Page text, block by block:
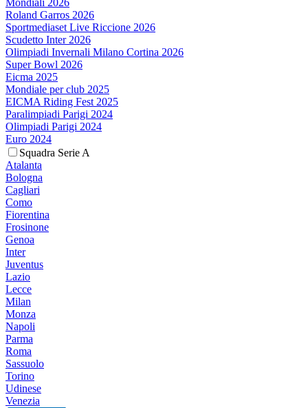
Mondiali 2026
Roland Garros 2026
Sportmediaset Live Riccione 2026
Scudetto Inter 2026
Olimpiadi Invernali Milano Cortina 2026
Super Bowl 2026
Eicma 2025
Mondiale per club 2025
EICMA Riding Fest 2025
Paralimpiadi Parigi 2024
Olimpiadi Parigi 2024
Euro 2024
Squadra Serie A
Atalanta
Bologna
Cagliari
Como
Fiorentina
Frosinone
Genoa
Inter
Juventus
Lazio
Lecce
Milan
Monza
Napoli
Parma
Roma
Sassuolo
Torino
Udinese
Venezia